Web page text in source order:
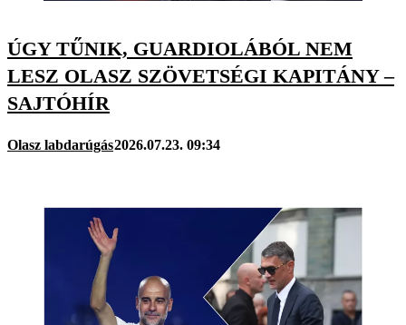
ÚGY TŰNIK, GUARDIOLÁBÓL NEM
LESZ OLASZ SZÖVETSÉGI KAPITÁNY –
SAJTÓHÍR
Olasz labdarúgás2026.07.23. 09:34